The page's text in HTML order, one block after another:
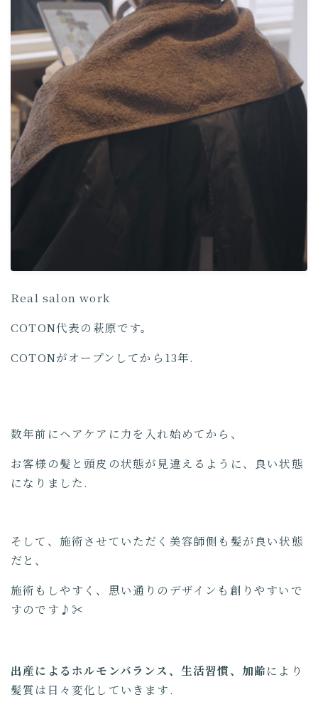
Real salon work
COTON代表の萩原です。
COTONがオープンしてから13年.
数年前にヘアケアに力を入れ始めてから、
お客様の髪と頭皮の状態が見違えるように、良い状態
になりました.
そして、施術させていただく美容師側も髪が良い状態
だと、
施術もしやすく、思い通りのデザインも創りやすいで
すのです♪✂︎
出産によるホルモンバランス、生活習慣、加齢により
髪質は日々変化していきます.